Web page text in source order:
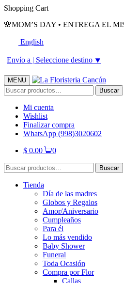
Skip
navigation
Skip
content
Shopping Cart
🌸MOM’S DAY • ENTREGA EL
English
Envío a | Seleccione destino ⯆
MENU
Buscar
por:
Buscar
Mi cuenta
Wishlist
Finalizar compra
WhatsApp (998)3020602
$ 0.00
0
Buscar
por:
Buscar
Tienda
Día de las madres
Globos y Regalos
Amor/Aniversario
Cumpleaños
Para él
Lo más vendido
Baby Shower
Funeral
Toda Ocasión
Compra por Flor
Callas